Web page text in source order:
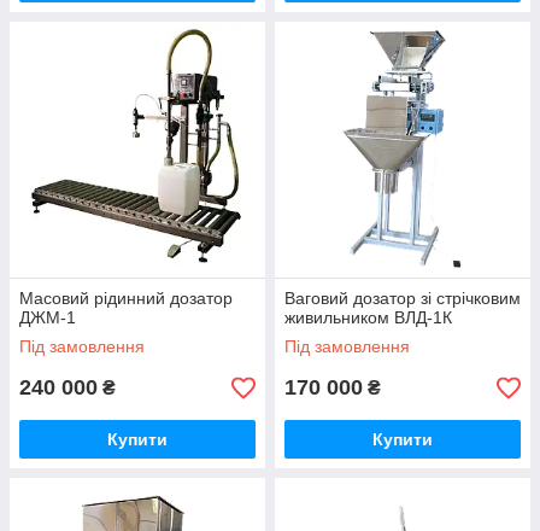
Масовий рідинний дозатор
ДЖМ-1
Під замовлення
240 000 ₴
Купити
Ваговий дозатор зі стрічковим
живильником ВЛД-1К
Під замовлення
170 000 ₴
Купити